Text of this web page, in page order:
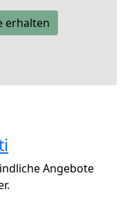
erhalten
Angebote